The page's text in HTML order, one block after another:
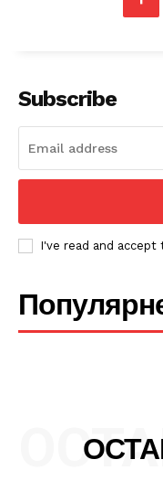
Subscribe
I've read and accept